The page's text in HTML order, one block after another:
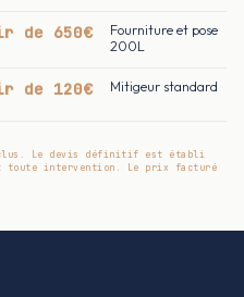
de 650€
Fourniture et pose
200L
de 120€ Mitigeur standard
Le devis définitif est établi
toute intervention. Le prix facturé